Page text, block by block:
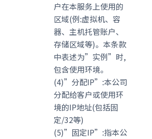
户在本服务上使用的
区域(例:虚拟机、容
器、主机托管账户、
存储区域等)。本条款
中表述为”实例”时,
包含使用环境。
(4)”分配IP”:本公司
分配给客户或使用环
境的IP地址(包括固
定/32等)
(5)”固定IP”:指本公